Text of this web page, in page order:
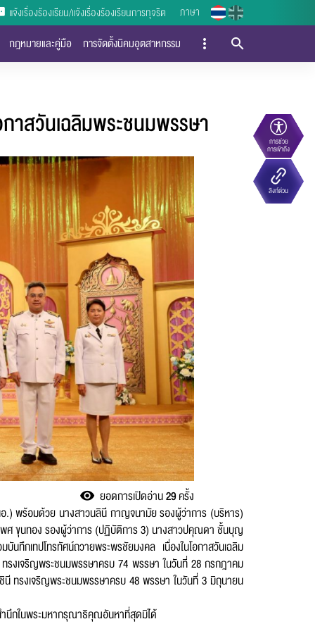
แจ้งเรื่องร้องเรียน/แจ้งเรื่องร้องเรียนการทุจริต ภาษา
กฎหมายและคู่มือ การจัดตั้งนิคมอุตสาหกรรม
การช่วย
การเข้าถึง
ลิงก์ด่วน
าสวันเฉลิมพระชนมพรรษา
ยอดการเปิดอ่าน29ครั้ง
.) พร้อมด้วย นางสาวนลินี กาญจนามัย รองผู้ว่าการ (บริหาร)
ขุนทอง รองผู้ว่าการ (ปฏิบัติการ 3) นางสาวปคุณดา ชั้นบุญ
กเทปโทรทัศน์ถวายพระพรชัยมงคล เนื่องในโอกาสวันเฉลิม
รงเจริญพระชนมพรรษาครบ 74 พรรษา ในวันที่ 28 กรกฎาคม
นี ทรงเจริญพระชนมพรรษาครบ 48 พรรษา ในวันที่ 3 มิถุนายน
นึกในพระมหากรุณาธิคุณอันหาที่สุดมิได้